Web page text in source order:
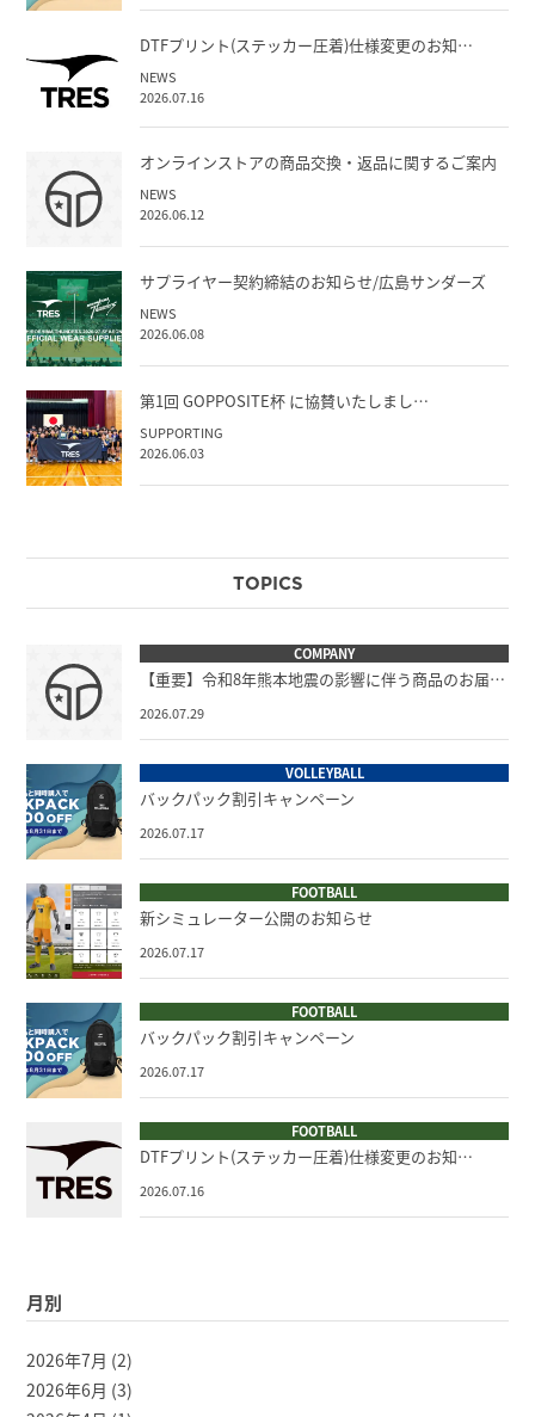
DTFプリント(ステッカー圧着)仕様変更のお知…
NEWS
2026.07.16
オンラインストアの商品交換・返品に関するご案内
NEWS
2026.06.12
サプライヤー契約締結のお知らせ/広島サンダーズ
NEWS
2026.06.08
第1回 GOPPOSITE杯 に協賛いたしまし…
SUPPORTING
2026.06.03
TOPICS
COMPANY
【重要】令和8年熊本地震の影響に伴う商品のお届…
2026.07.29
VOLLEYBALL
バックパック割引キャンペーン
2026.07.17
FOOTBALL
新シミュレーター公開のお知らせ
2026.07.17
FOOTBALL
バックパック割引キャンペーン
2026.07.17
FOOTBALL
DTFプリント(ステッカー圧着)仕様変更のお知…
2026.07.16
月別
2026年7月 (2)
2026年6月 (3)